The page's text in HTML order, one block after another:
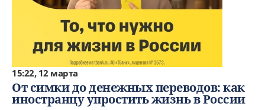
15:22, 12 марта
От симки до денежных переводов: как
иностранцу упростить жизнь в России